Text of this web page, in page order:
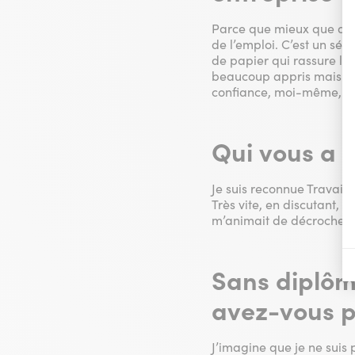
Parce que mieux que
de l’emploi. C’est un
de papier qui rassure
beaucoup appris mais
confiance, moi-même,
Qui vous a
Je suis reconnue
Très vite, en discutant,
m’animait de
Sans
avez-vous
J’imagine que je ne